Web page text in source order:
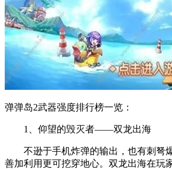
弹弹岛2武器强度排行榜一览：
1、仰望的毁灭者——双龙出海
不逊于手机炸弹的输出，也有刺弩
善加利用更可挖穿地心。双龙出海在玩